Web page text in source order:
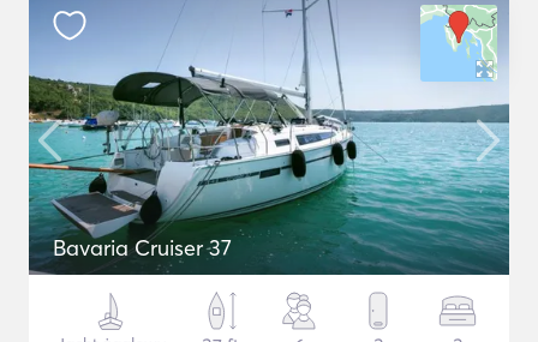
Bavaria Cruiser 37